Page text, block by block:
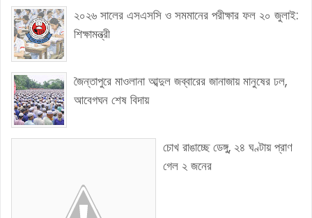
২০২৬ সালের এসএসসি ও সমমানের পরীক্ষার ফল ২০ জুলাই:
শিক্ষামন্ত্রী
জৈন্তাপুরে মাওলানা আব্দুল জব্বারের জানাজায় মানুষের ঢল,
আবেগঘন শেষ বিদায়
চোখ রাঙাচ্ছে ডেঙ্গু, ২৪ ঘণ্টায় প্রাণ
গেল ২ জনের